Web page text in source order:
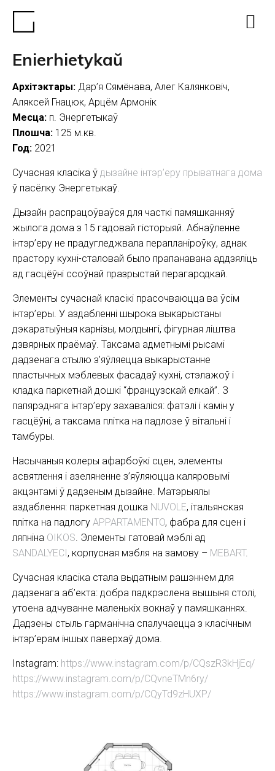
Enierhietykaŭ
Архітэктары: Дар’я Сямёнава, Алег Калянковіч,
Аляксей Гнацюк, Арцём Армонік
Месца: п. Энергетыкаў
Плошча: 125 м.кв.
Год: 2021
Сучасная класіка ў дызайне інтэр’еру прыватнага дома
ў пасёлку Энергетыкаў.
Дызайн распрацоўваўся для часткі памяшканняў
жылога дома з 15 гадовай гісторыяй. Абнаўленне
інтэр’еру не прадугледжвала перапланіроўку, аднак
прастору кухні-сталовай было прапанавана аддзяліць
ад гасцёўні ссоўнай празрыстай перагародкай.
Элементы сучаснай класікі прасочваюцца ва ўсім
інтэр’еры. У аздабленні шырока выкарыстаны
дэкаратыўныя карнізы, молдынгі, фігурная ліштва
дзвярных праёмаў. Таксама адметнымі рысамі
дадзенага стылю з’яўляецца выкарыстанне
пластычных мэблевых фасадаў кухні, стэлажоў і
кладка паркетнай дошкі “французскай елкай”. З
папярэдняга інтэр’еру захаваліся: фатэлі і камін у
гасцёўні, а таксама плітка на падлозе ў вітальні і
тамбуры.
Насычаныя колеры афарбоўкі сцен, элементы
асвятлення і азеляненне з’яўляюцца каляровымі
акцэнтамі ў дадзеным дызайне. Матэрыялы
аздаблення: паркетная дошка NUVOLE, італьянская
плітка на падлогу APPARTAMENTO, фабра для сцен і
ляпніна OIKOS. Элементы гатовай мэблі ад
SANDALYECI, корпусная мэбля на замову – MEBART.
Сучасная класіка стала выдатным рашэннем для
дадзенага аб’екта: добра падкрэслена вышыня столі,
утоена адчуванне маленькіх вокнаў у памяшканнях.
Дадзены стыль гарманічна спалучаецца з класічным
інтэр’ерам іншых паверхаў дома.
Instagram: https://www.instagram.com/p/CQszR3kHjEq/
https://www.instagram.com/p/CQvneTMn6ry/
https://www.instagram.com/p/CQyTd9zHUXP/